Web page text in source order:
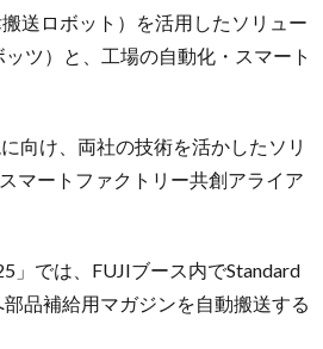
送ロボット）を活用したソリュー
ツ）と、工場の自動化・スマート
向け、両社の技術を活かしたソリ
マートファクトリー共創アライア
」では、FUJIブース内でStandard
品補給用マガジンを自動搬送する